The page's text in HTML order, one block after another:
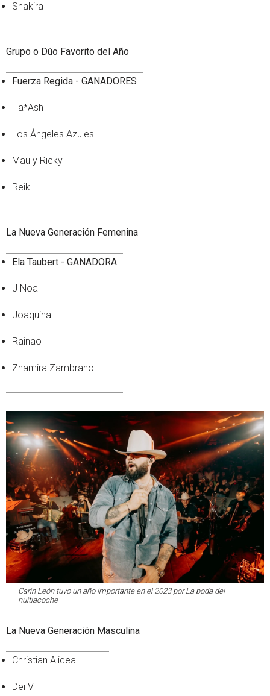
Shakira
Grupo o Dúo Favorito del Año
Fuerza Regida - GANADORES
Ha*Ash
Los Ángeles Azules
Mau y Ricky
Reik
La Nueva Generación Femenina
Ela Taubert - GANADORA
J Noa
Joaquina
Rainao
Zhamira Zambrano
Carin León tuvo un año importante en el 2023 porLa boda del
huitlacoche
La Nueva Generación Masculina
Christian Alicea
Dei V